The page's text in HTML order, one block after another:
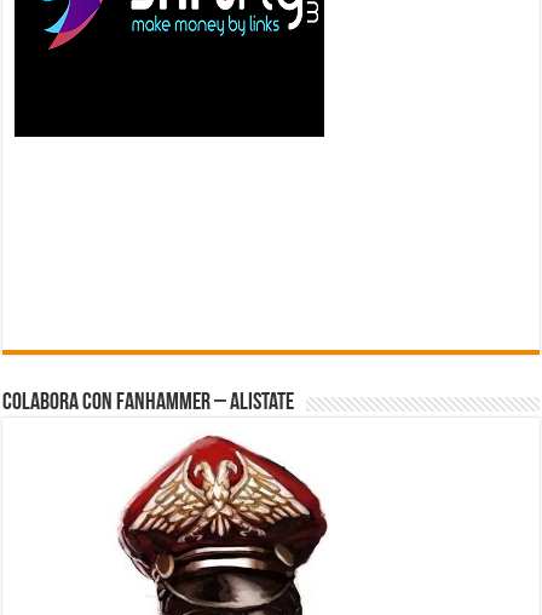
Colabora con FanHammer – Alistate